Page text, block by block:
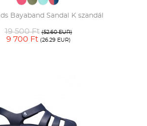
Bayaband Sandal K szandál
19 500 Ft (52.60 EUR)
9 700 Ft (26.29 EUR)